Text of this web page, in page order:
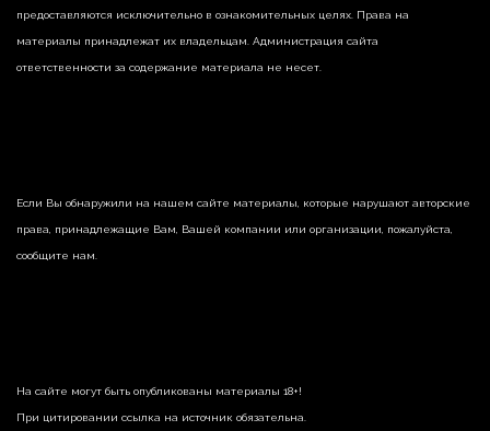
предоставляются исключительно в ознакомительных целях. Права на
материалы принадлежат их владельцам. Администрация сайта
ответственности за содержание материала не несет.
Если Вы обнаружили на нашем сайте материалы, которые нарушают авторские
права, принадлежащие Вам, Вашей компании или организации, пожалуйста,
сообщите нам.
На сайте могут быть опубликованы материалы 18+!
При цитировании ссылка на источник обязательна.